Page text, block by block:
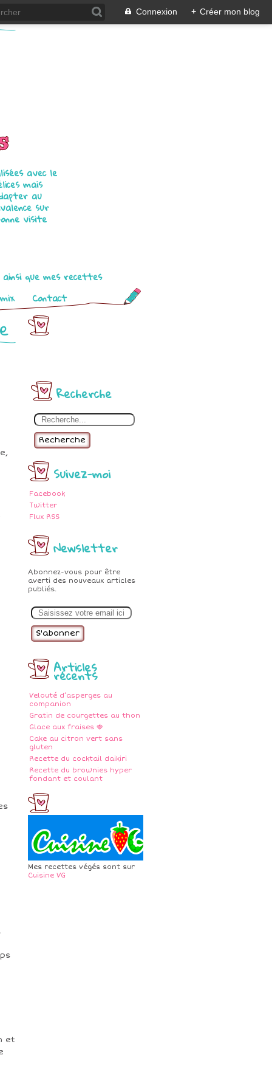
Connexion + Créer mon blog
avec le
mais
au
sur
visite
ainsi que mes recettes
Contact
Recherche
Recherche
Suivez-moi
Facebook
Twitter
Flux RSS
Newsletter
Abonnez-vous pour être
averti des nouveaux articles
publiés.
m
Articles
récents
Velouté d’asperges au
companion
Gratin de courgettes au thon
Glace aux fraises 🍓
Cake au citron vert sans
gluten
Recette du cocktail daikiri
Recette du brownies hyper
fondant et coulant
Mes recettes végés sont sur
Cuisine VG
et